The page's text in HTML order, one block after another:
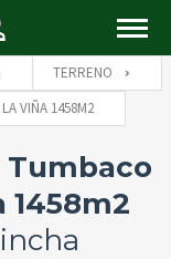
TERRENO
VIÑA 1458M2
Tumbaco
1458m2